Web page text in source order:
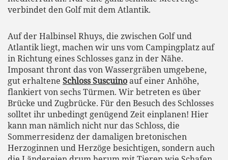
verbindet den Golf mit dem Atlantik.
Auf der Halbinsel Rhuys, die zwischen Golf und
Atlantik liegt, machen wir uns vom Campingplatz auf
in Richtung eines Schlosses ganz in der Nähe.
Imposant thront das von Wassergräben umgebene,
gut erhaltene Schloss Suscuinoauf einer Anhöhe,
flankiert von sechs Türmen. Wir betreten es über
Brücke und Zugbrücke. Für den Besuch des Schlosses
solltet ihr unbedingt genügend Zeit einplanen! Hier
kann man nämlich nicht nur das Schloss, die
Sommerresidenz der damaligen bretonischen
Herzoginnen und Herzöge besichtigen, sondern auch